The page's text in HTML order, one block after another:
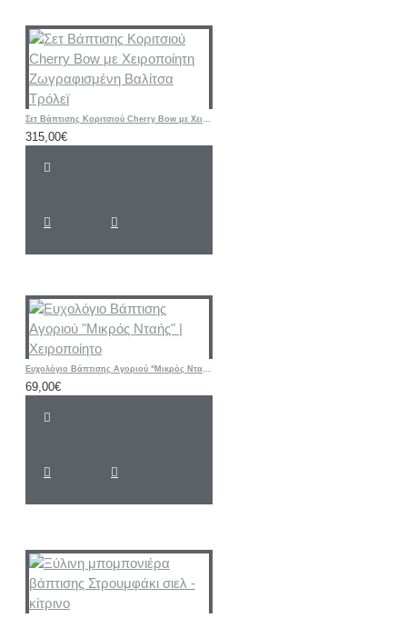
Σετ Βάπτισης Κοριτσιού Cherry Bow με Χειροποίητη Ζωγραφισμένη Βαλίτσα Τρόλεϊ
315,00€
Ευχολόγιο Βάπτισης Αγοριού "Μικρός Νταής" | Χειροποίητο
69,00€